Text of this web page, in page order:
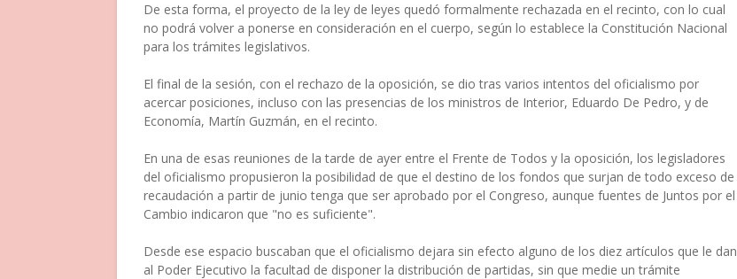
De esta forma, el proyecto de la ley de leyes quedó formalmente rechazada en el recinto, con lo cual
no podrá volver a ponerse en consideración en el cuerpo, según lo establece la Constitución Nacional
para los trámites legislativos.
El final de la sesión, con el rechazo de la oposición, se dio tras varios intentos del oficialismo por
acercar posiciones, incluso con las presencias de los ministros de Interior, Eduardo De Pedro, y de
Economía, Martín Guzmán, en el recinto.
En una de esas reuniones de la tarde de ayer entre el Frente de Todos y la oposición, los legisladores
del oficialismo propusieron la posibilidad de que el destino de los fondos que surjan de todo exceso de
recaudación a partir de junio tenga que ser aprobado por el Congreso, aunque fuentes de Juntos por el
Cambio indicaron que "no es suficiente".
Desde ese espacio buscaban que el oficialismo dejara sin efecto alguno de los diez artículos que le dan
al Poder Ejecutivo la facultad de disponer la distribución de partidas, sin que medie un trámite